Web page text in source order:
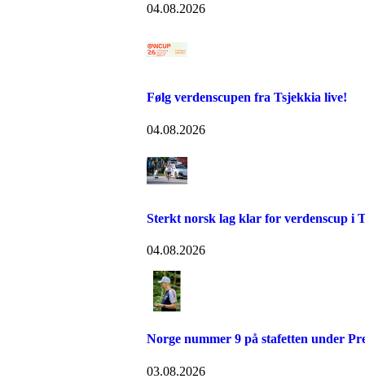
04.08.2026
Følg verdenscupen fra Tsjekkia live!
04.08.2026
Sterkt norsk lag klar for verdenscup i
04.08.2026
Norge nummer 9 på stafetten under
03.08.2026